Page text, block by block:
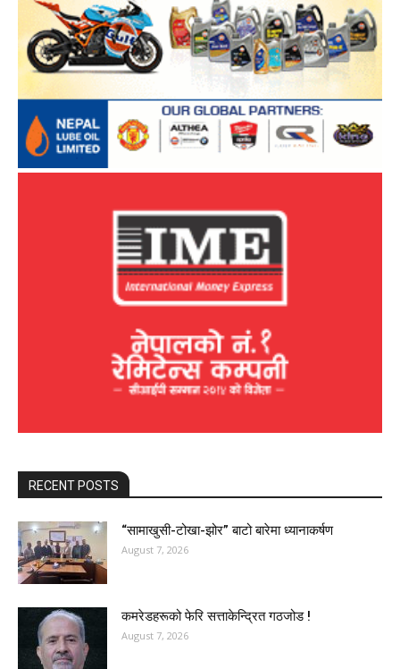
RECENT POSTS
“सामाखुसी-टोखा-झोर” बाटो बारेमा ध्यानाकर्षण
August 7, 2026
कमरेडहरूको फेरि सत्ताकेन्द्रित गठजोड !
August 7, 2026